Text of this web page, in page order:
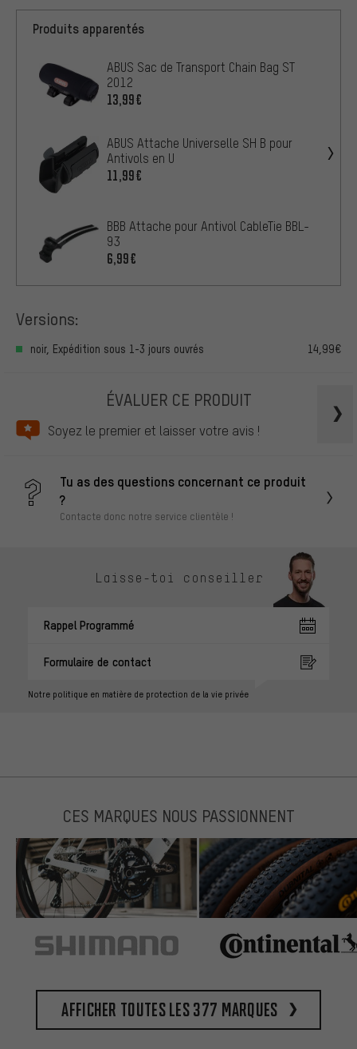
Produits apparentés
ABUS Sac de Transport Chain Bag ST
2012
13,99€
ABUS Attache Universelle SH B pour
Antivols en U
11,99€
BBB Attache pour Antivol CableTie BBL-
93
6,99€
Versions:
noir, Expédition sous 1-3 jours ouvrés 14,99€
ÉVALUER CE PRODUIT
Soyez le premier et laisser votre avis !
Tu as des questions concernant ce produit
?
Contacte donc notre service clientèle !
Laisse-toi conseiller
Rappel Programmé
Formulaire de contact
Notre politique en matière de protection de la vie privée
CES MARQUES NOUS PASSIONNENT
Afficher toutes les 377 marques